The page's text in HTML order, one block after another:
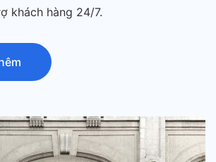
khách hàng 24/7.